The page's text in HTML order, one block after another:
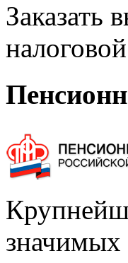
Заказать
значимых